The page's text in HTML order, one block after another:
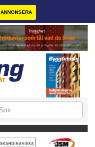
ANNONSERA